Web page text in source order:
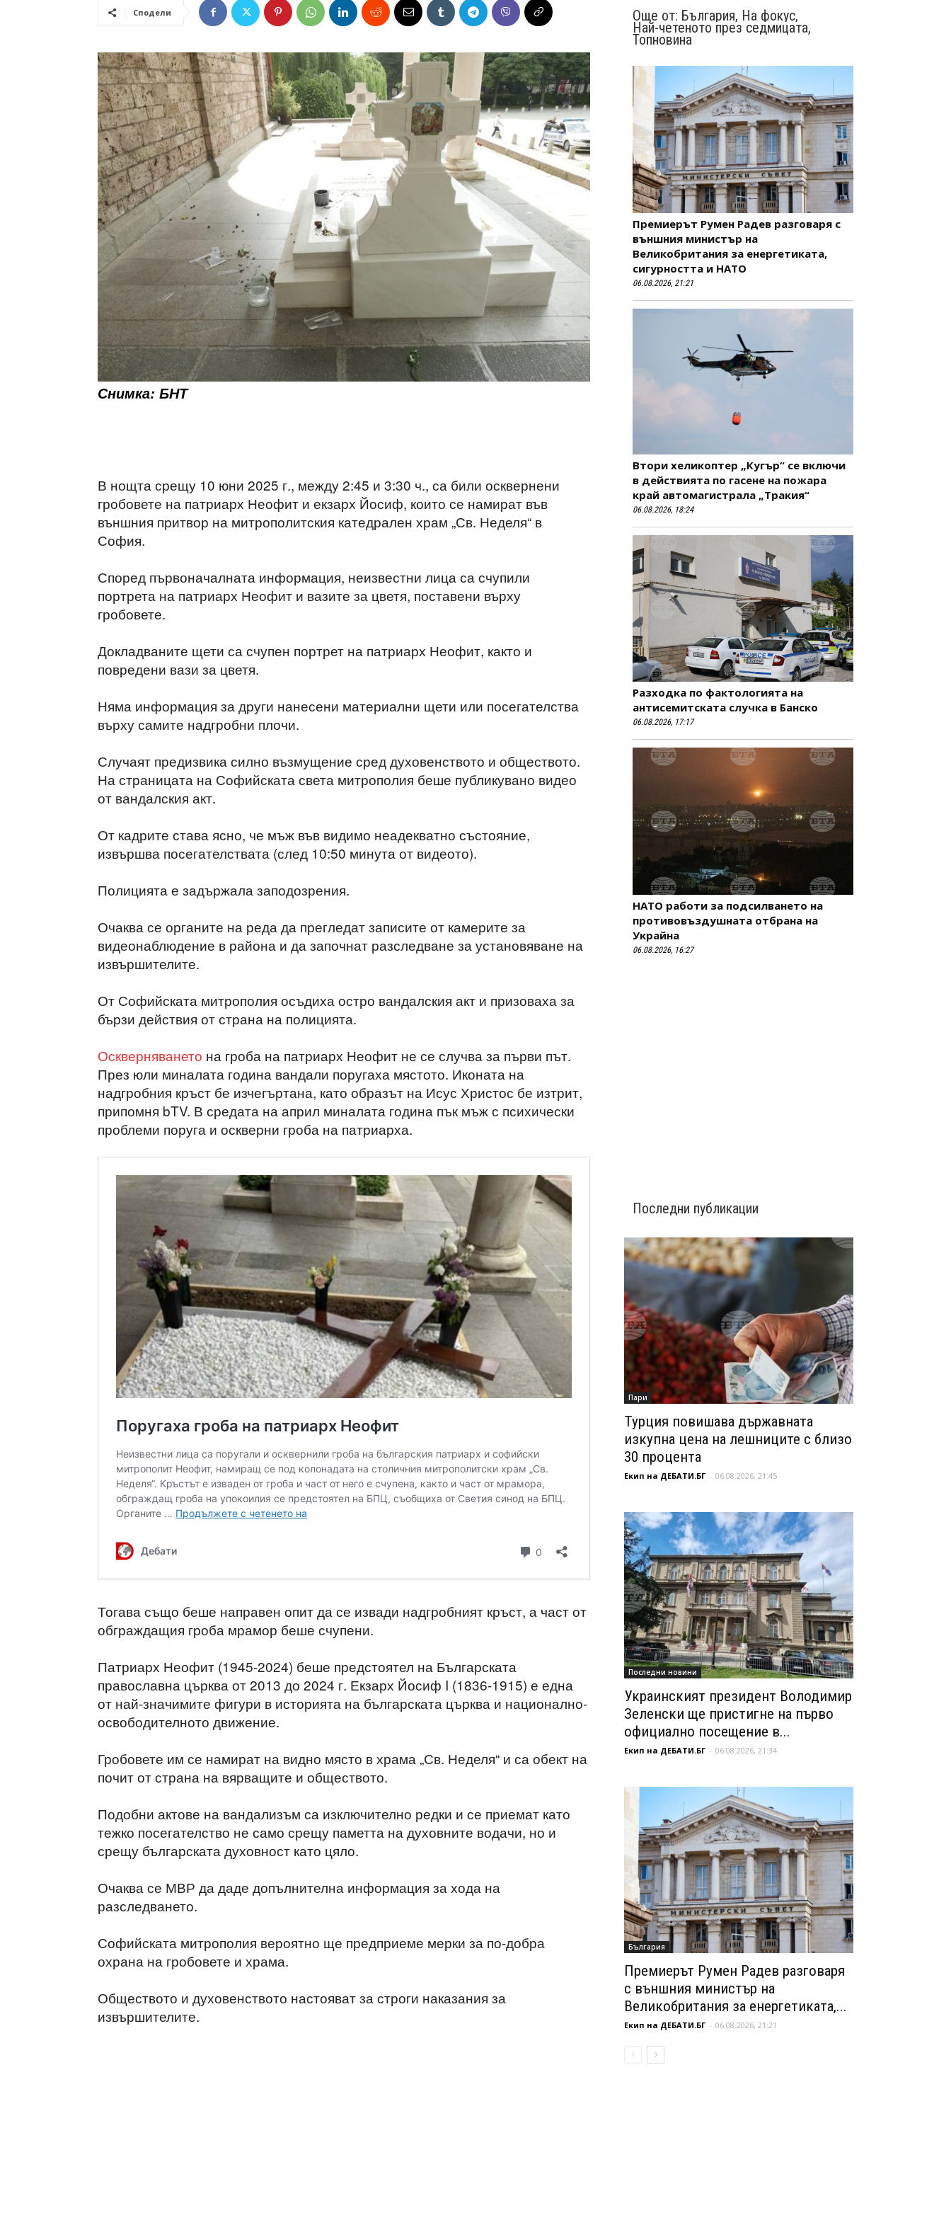
Сподели
Снимка: БНТ
В нощта срещу 10 юни 2025 г., между 2:45 и 3:30 ч., са били осквернени
гробовете на патриарх Неофит и екзарх Йосиф, които се намират във
външния притвор на митрополитския катедрален храм „Св. Неделя“ в
София.
Според първоначалната информация, неизвестни лица са счупили
портрета на патриарх Неофит и вазите за цветя, поставени върху
гробовете.
Докладваните щети са счупен портрет на патриарх Неофит, както и
повредени вази за цветя.
Няма информация за други нанесени материални щети или посегателства
върху самите надгробни плочи.
Случаят предизвика силно възмущение сред духовенството и обществото.
На страницата на Софийската света митрополия беше публикувано видео
от вандалския акт.
От кадрите става ясно, че мъж във видимо неадекватно състояние,
извършва посегателствата (след 10:50 минута от видеото).
Полицията е задържала заподозрения.
Очаква се органите на реда да прегледат записите от камерите за
видеонаблюдение в района и да започнат разследване за установяване на
извършителите.
От Софийската митрополия осъдиха остро вандалския акт и призоваха за
бързи действия от страна на полицията.
Оскверняването на гроба на патриарх Неофит не се случва за първи път.
През юли миналата година вандали поругаха мястото. Иконата на
надгробния кръст бе изчегъртана, като образът на Исус Христос бе изтрит,
припомня bTV. В средата на април миналата година пък мъж с психически
проблеми поруга и оскверни гроба на патриарха.
Тогава също беше направен опит да се извади надгробният кръст, а част от
обграждащия гроба мрамор беше счупени.
Патриарх Неофит (1945-2024) беше предстоятел на Българската
православна църква от 2013 до 2024 г. Екзарх Йосиф I (1836-1915) е една
от най-значимите фигури в историята на българската църква и национално-
освободителното движение.
Гробовете им се намират на видно място в храма „Св. Неделя“ и са обект на
почит от страна на вярващите и обществото.
Подобни актове на вандализъм са изключително редки и се приемат като
тежко посегателство не само срещу паметта на духовните водачи, но и
срещу българската духовност като цяло.
Очаква се МВР да даде допълнителна информация за хода на
разследването.
Софийската митрополия вероятно ще предприеме мерки за по-добра
охрана на гробовете и храма.
Обществото и духовенството настояват за строги наказания за
извършителите.
Още от: България, На фокус,
Най-четеното през седмицата,
Топновина
Премиерът Румен Радев разговаря с
външния министър на
Великобритания за енергетиката,
сигурността и НАТО
06.08.2026, 21:21
Втори хеликоптер „Кугър“ се включи
в действията по гасене на пожара
край автомагистрала „Тракия“
06.08.2026, 18:24
Разходка по фактологията на
антисемитската случка в Банско
06.08.2026, 17:17
НАТО работи за подсилването на
противовъздушната отбрана на
Украйна
06.08.2026, 16:27
Последни публикации
Пари
Турция повишава държавната
изкупна цена на лешниците с близо
30 процента
Екип на ДЕБАТИ.БГ - 06.08.2026, 21:45
Последни новини
Украинският президент Володимир
Зеленски ще пристигне на първо
официално посещение в...
Екип на ДЕБАТИ.БГ - 06.08.2026, 21:34
България
Премиерът Румен Радев разговаря
с външния министър на
Великобритания за енергетиката,...
Екип на ДЕБАТИ.БГ - 06.08.2026, 21:21